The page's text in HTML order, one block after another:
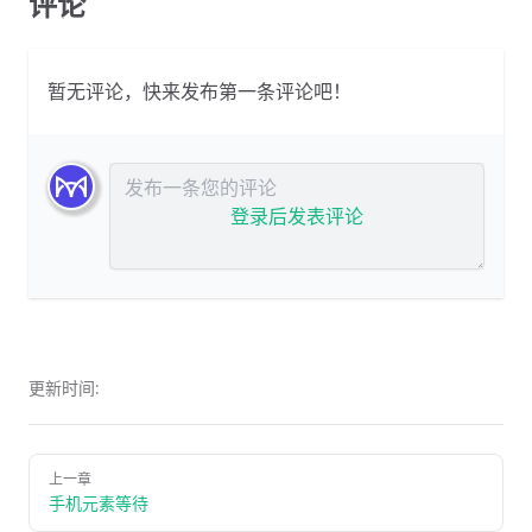
暂无评论，快来发布第一条评论吧！
发布评论
登录后发表评论
更新时间:
上一章
手机元素等待